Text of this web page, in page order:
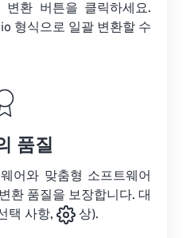
변환 버튼을 클릭하세요.
형식으로 일괄 변환할 수
품질
어와 맞춤형 소프트웨어
환 품질을 보장합니다. 대
택 사항,
상).